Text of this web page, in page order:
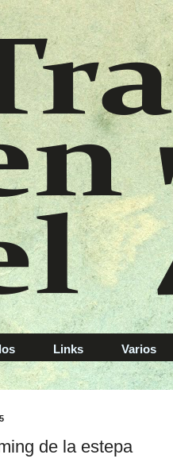
Links Varios
de la estepa